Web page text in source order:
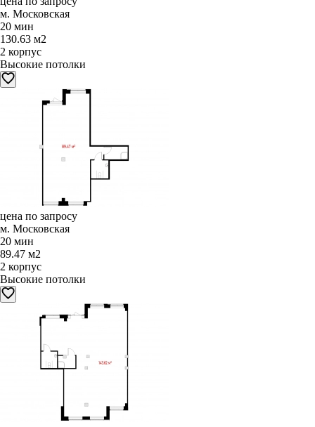
м. Московская
20 мин
130.63 м2
2 корпус
Высокие потолки
цена по запросу
м. Московская
20 мин
89.47 м2
2 корпус
Высокие потолки